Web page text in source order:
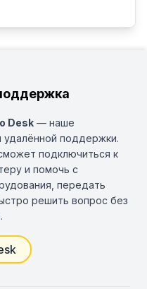
Desk — наше
поддержки.
подключиться к
и помочь с
передать
решить вопрос без